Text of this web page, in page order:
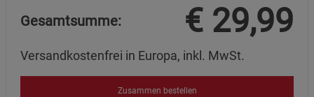
Gesamtsumme: € 29,99
Versandkostenfrei in Europa, inkl. MwSt.
Zusammen bestellen